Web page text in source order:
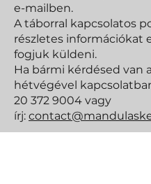
e-mailben.
A táborral kapcsolatos
részletes információkat
fogjuk küldeni.
Ha bármi kérdésed van
hétvégével
20 372 9004 vagy
írj: